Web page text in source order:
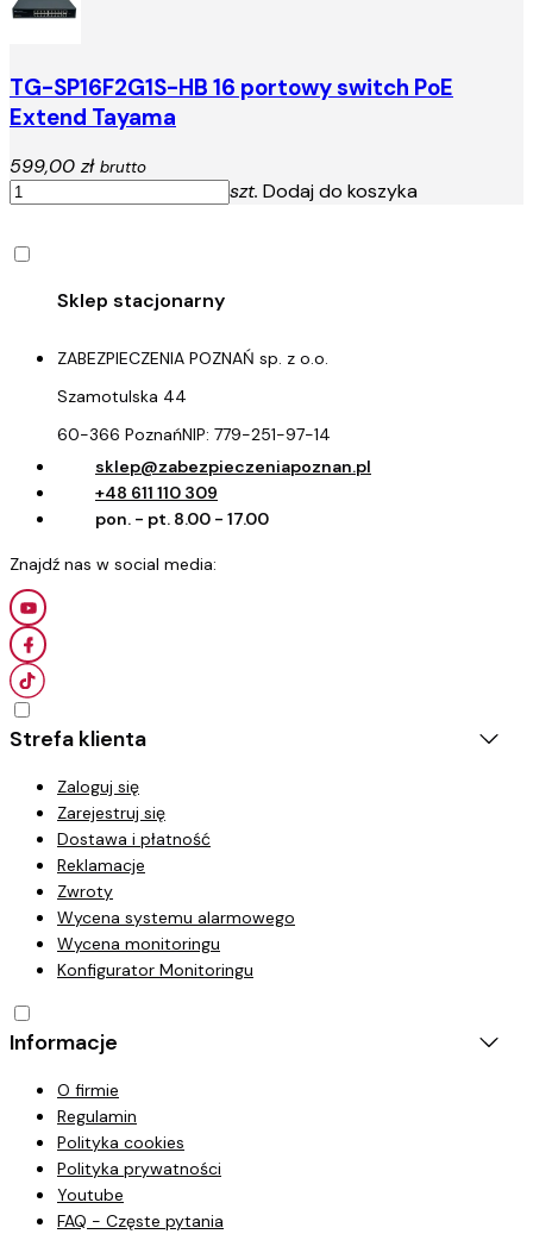
TG-SP16F2G1S-HB 16 portowy switch PoE
Extend Tayama
599,00 zł brutto
szt. Dodaj do koszyka
ZABEZPIECZENIA POZNAŃ sp. z o.o.
Szamotulska 44
60-366 PoznańNIP: 779-251-97-14
sklep@zabezpieczeniapoznan.pl
+48 611 110 309
pon. - pt. 8.00 - 17.00
Strefa klienta
Zaloguj się
Zarejestruj się
Dostawa i płatność
Reklamacje
Zwroty
Wycena systemu alarmowego
Wycena monitoringu
Konfigurator Monitoringu
Informacje
O firmie
Regulamin
Polityka cookies
Polityka prywatności
Youtube
FAQ - Częste pytania